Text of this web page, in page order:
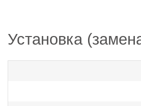
Установка